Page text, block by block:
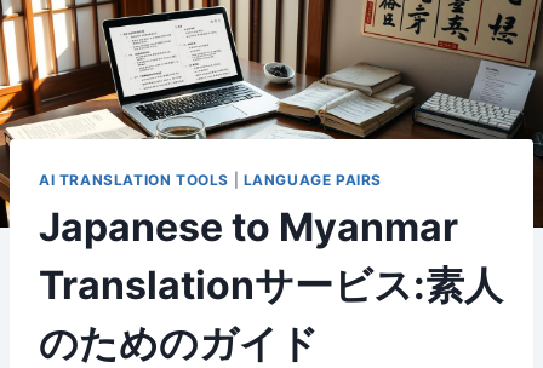
AI TRANSLATION TOOLS LANGUAGE PAIRS
Japanese to Myanmar
Translationサービス:素人
のためのガイド